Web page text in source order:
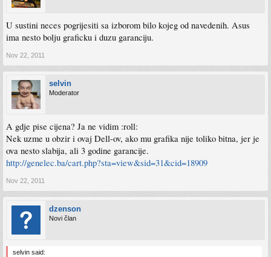
U sustini neces pogrijesiti sa izborom bilo kojeg od navedenih. Asus
ima nesto bolju graficku i duzu garanciju.
Nov 22, 2011
selvin
Moderator
A gdje pise cijena? Ja ne vidim :roll:
Nek uzme u obzir i ovaj Dell-ov, ako mu grafika nije toliko bitna, jer je
ova nesto slabija, ali 3 godine garancije.
http://genelec.ba/cart.php?sta=view&sid=31&cid=18909
Nov 22, 2011
dzenson
Novi član
selvin said: